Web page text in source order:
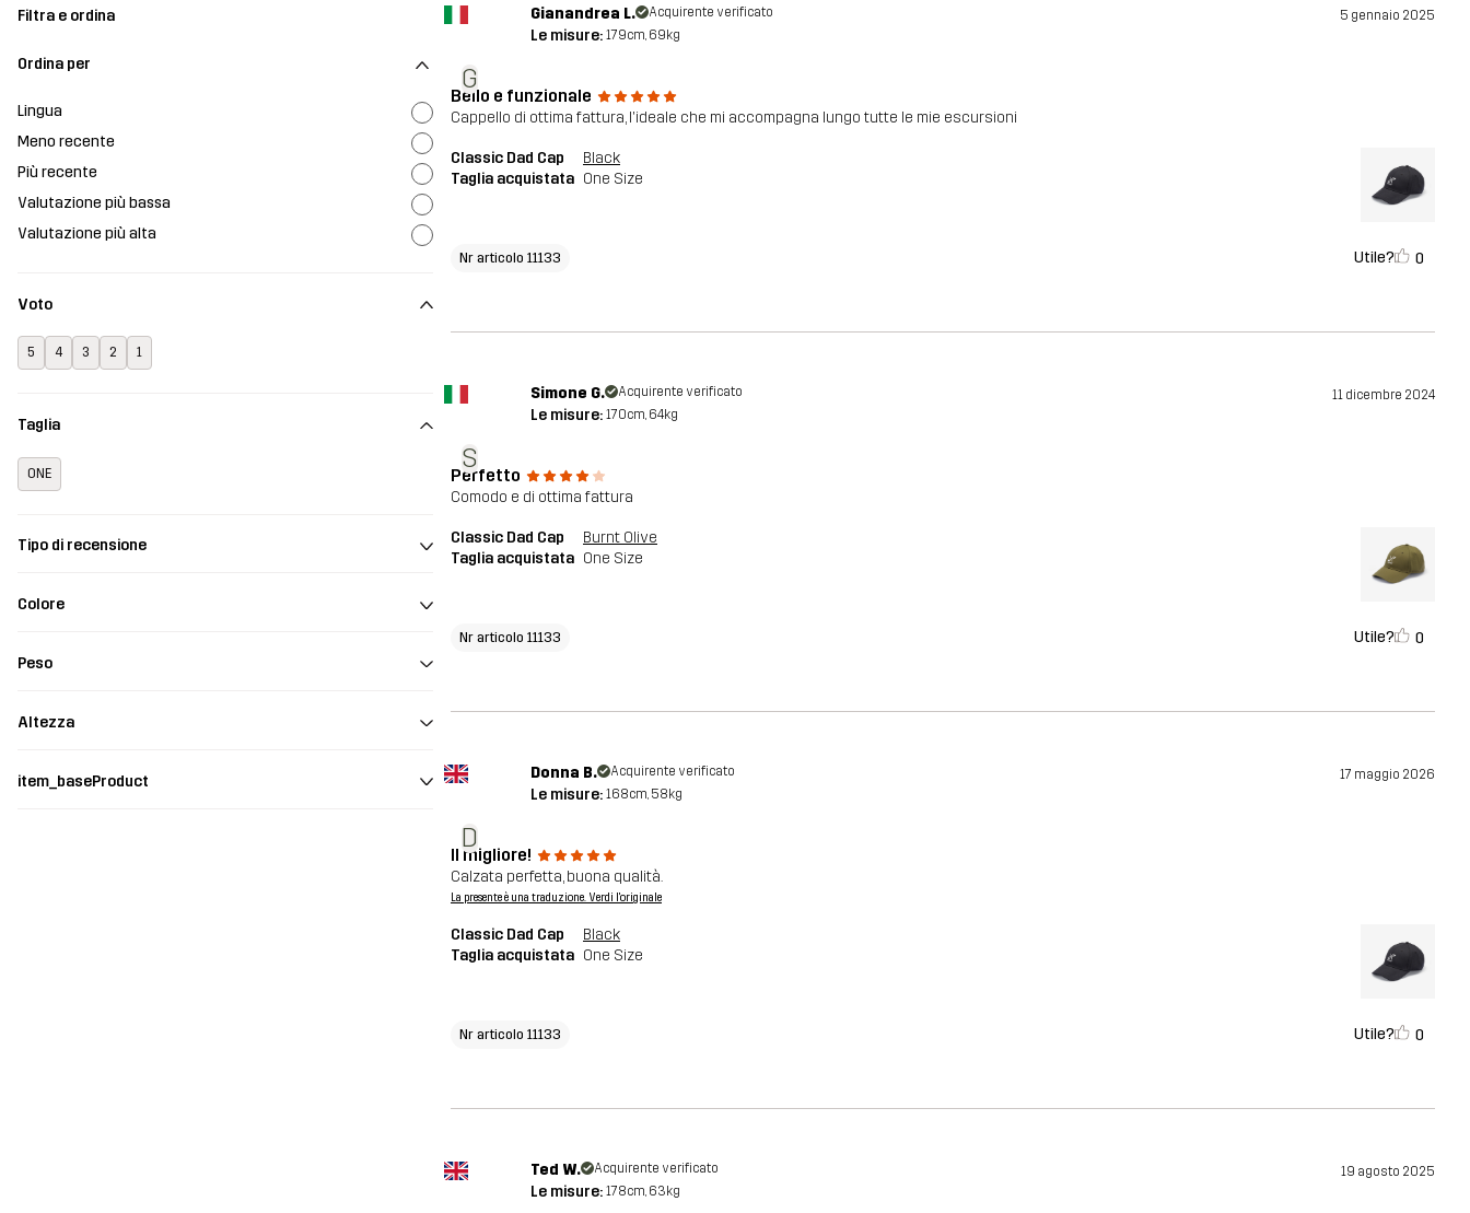
Filtra e ordina
Ordina per
Lingua
Meno recente
Più recente
Valutazione più bassa
Valutazione più alta
Voto
5 4 3 2 1
Taglia
ONE
Tipo di recensione
Colore
Peso
Altezza
item_baseProduct
G
Gianandrea L. Acquirente verificato 5 gennaio 2025
Le misure: 179cm, 69kg
Bello e funzionale
Cappello di ottima fattura, l'ideale che mi accompagna lungo tutte le mie escursioni
Classic Dad Cap
Black
Taglia acquistata One Size
Nr articolo 11133 Utile? 0
S
Simone G. Acquirente verificato 11 dicembre 2024
Le misure: 170cm, 64kg
Perfetto
Comodo e di ottima fattura
Classic Dad Cap
Burnt Olive
Taglia acquistata One Size
Nr articolo 11133 Utile? 0
D
Donna B. Acquirente verificato 17 maggio 2026
Le misure: 168cm, 58kg
Il migliore!
Calzata perfetta, buona qualità.
La presente è una traduzione. Verdi l'originale
Classic Dad Cap
Black
Taglia acquistata One Size
Nr articolo 11133 Utile? 0
Ted W. Acquirente verificato 19 agosto 2025
Le misure: 178cm, 63kg